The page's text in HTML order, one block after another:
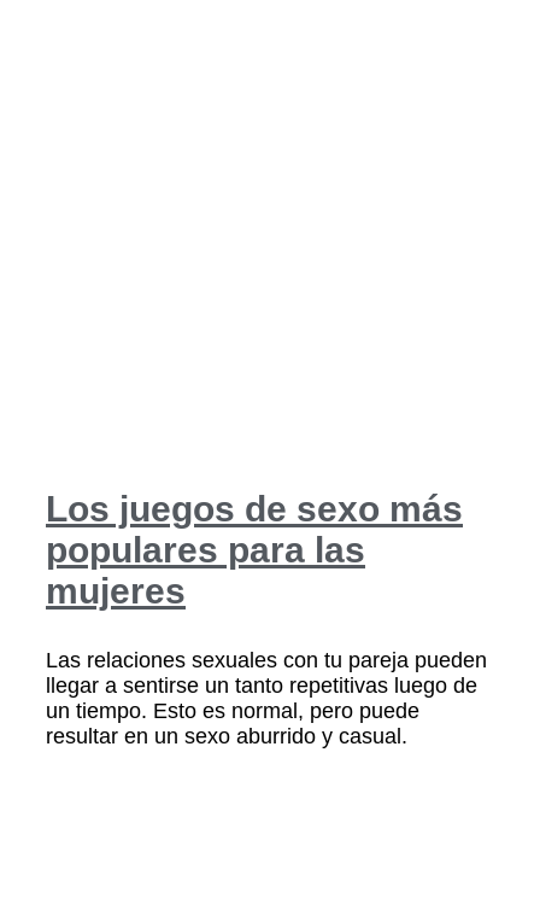
Los juegos de sexo más
populares para las
mujeres
Las relaciones sexuales con tu pareja pueden
llegar a sentirse un tanto repetitivas luego de
un tiempo. Esto es normal, pero puede
resultar en un sexo aburrido y casual.